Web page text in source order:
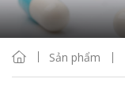
Sản phẩm
Hiển thị